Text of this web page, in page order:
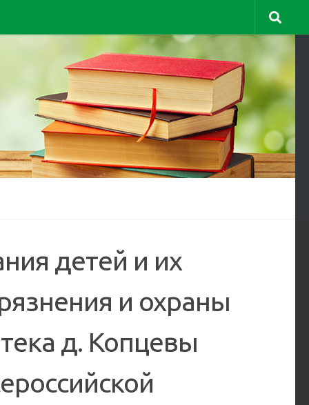
детей и их
и охраны
д. Копцевы